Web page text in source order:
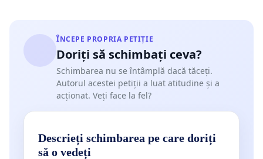
ÎNCEPE PROPRIA PETIȚIE
Doriți să schimbați ceva?
Schimbarea nu se întâmplă dacă tăceți.
Autorul acestei petiții a luat atitudine și a
acționat. Veți face la fel?
Descrieți schimbarea pe care doriți
să o vedeți